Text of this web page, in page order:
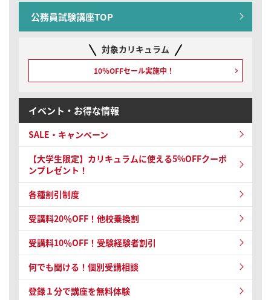
公務員試験講座TOP
対象カリキュラム
10％OFFセール実施中！
イベント・お得な情報
SALE・キャンペーン
【大学生限定】カリキュラムに使える5%OFFクーポ
ンプレゼント！
各種割引制度
受講料20％OFF！他校乗換割
受講料10％OFF！ 受験経験者割引
何でも聞ける！個別受講相談
登録１分で講座を無料体験